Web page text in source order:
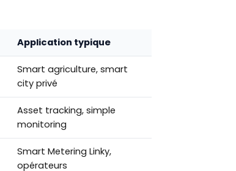
Application typique
Smart agriculture, smart
city privé
Asset tracking, simple
monitoring
Smart Metering Linky,
opérateurs